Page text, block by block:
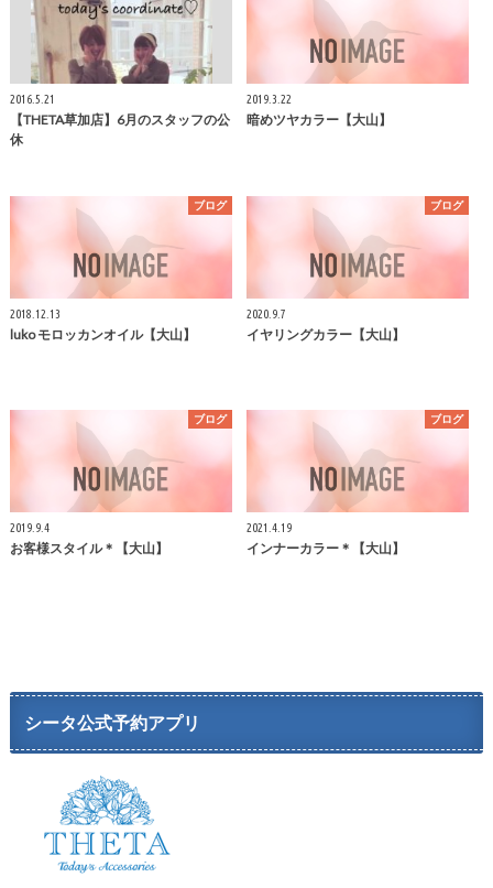
2016.5.21
【THETA草加店】6月のスタッフの公
休
2019.3.22
暗めツヤカラー【大山】
ブログ
2018.12.13
luko モロッカンオイル【大山】
ブログ
2020.9.7
イヤリングカラー【大山】
ブログ
2019.9.4
お客様スタイル＊【大山】
ブログ
2021.4.19
インナーカラー＊【大山】
シータ公式予約アプリ